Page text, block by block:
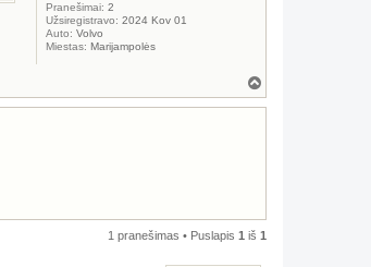
Pranešimai: 2
Užsiregistravo: 2024 Kov 01
Auto: Volvo
Miestas: Marijampolės
v
i
1 pranešimas • Puslapis 1 iš 1